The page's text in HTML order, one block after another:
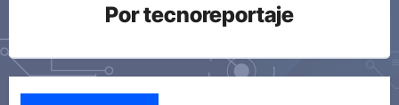
Portecnoreportaje